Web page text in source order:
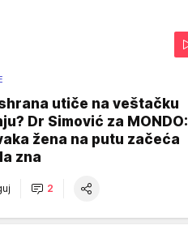
utiče na veštačku
Dr Simović za MONDO:
žena na putu začeća
zna
2